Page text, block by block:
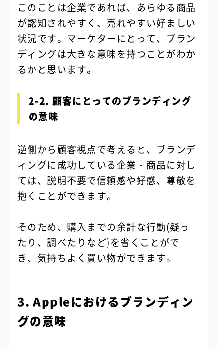
このことは企業であれば、あらゆる商品
が認知されやすく、売れやすい好ましい
状況です。マーケターにとって、ブラン
ディングは大きな意味を持つことがわか
るかと思います。
2-2. 顧客にとってのブランディング
の意味
逆側から顧客視点で考えると、ブランデ
ィングに成功している企業・商品に対し
ては、説明不要で信頼感や好感、尊敬を
抱くことができます。
そのため、購入までの余計な行動(疑っ
たり、調べたりなど)を省くことがで
き、気持ちよく買い物ができます。
3. Appleにおけるブランディン
グの意味